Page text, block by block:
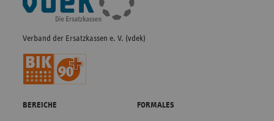
Navigation
Verband der Ersatzkassen e. V. (vdek)
BEREICHE FORMALES